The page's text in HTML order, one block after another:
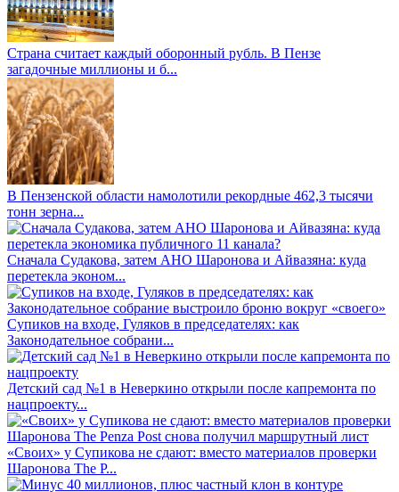
Страна считает каждый оборонный рубль. В Пензе
загадочные миллионы и б...
В Пензенской области намолотили рекордные 462,3 тысячи
тонн зерна...
Сначала Судакова, затем АНО Шаронова и Айвазяна: куда
перетекла эконом...
Супиков на входе, Гуляков в председателях: как
Законодательное собрани...
Детский сад №1 в Неверкино открыли после капремонта по
нацпроекту...
«Своих» у Супикова не сдают: вместо материалов проверки
Шаронова The P...